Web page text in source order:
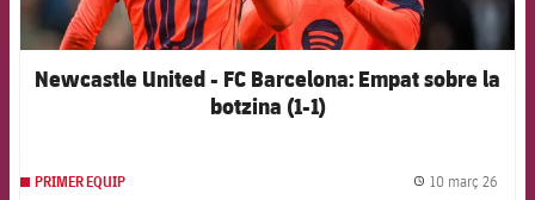
Newcastle United - FC Barcelona: Empat sobre la
botzina (1-1)
PRIMER EQUIP 10 març 26